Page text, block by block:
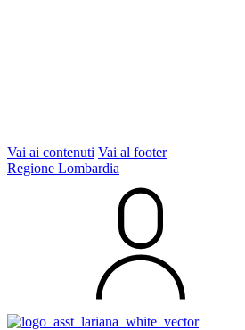
Vai ai contenuti Vai al footer
Regione Lombardia